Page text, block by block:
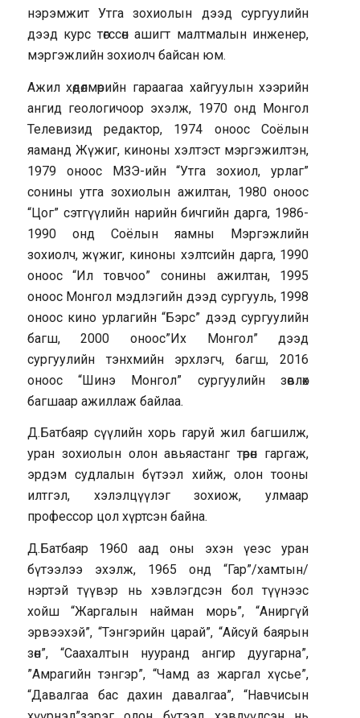
нэрэмжит Утга зохиолын дээд сургуулийн
дээд курс төгссөн ашигт малтмалын инженер,
мэргэжлийн зохиолч байсан юм.
Ажил хөдөлмөрийн гараагаа хайгуулын хээрийн
ангид геологичоор эхэлж, 1970 онд Монгол
Телевизид редактор, 1974 оноос Соёлын
яаманд Жүжиг, киноны хэлтэст мэргэжилтэн,
1979 оноос МЗЭ-ийн “Утга зохиол, урлаг”
сонины утга зохиолын ажилтан, 1980 оноос
“Цог” сэтгүүлийн нарийн бичгийн дарга, 1986-
1990 онд Соёлын яамны Мэргэжлийн
зохиолч, жүжиг, киноны хэлтсийн дарга, 1990
оноос “Ил товчоо” сонины ажилтан, 1995
оноос Монгол мэдлэгийн дээд сургууль, 1998
оноос кино урлагийн “Бэрс” дээд сургуулийн
багш, 2000 оноос”Их Монгол” дээд
сургуулийн тэнхмийн эрхлэгч, багш, 2016
оноос “Шинэ Монгол” сургуулийн зөвлөх
багшаар ажиллаж байлаа.
Д.Батбаяр сүүлийн хорь гаруй жил багшилж,
уран зохиолын олон авьяастанг төрөн гаргаж,
эрдэм судлалын бүтээл хийж, олон тооны
илтгэл, хэлэлцүүлэг зохиож, улмаар
профессор цол хүртсэн байна.
Д.Батбаяр 1960 аад оны эхэн үеэс уран
бүтээлээ эхэлж, 1965 онд “Гар”/хамтын/
нэртэй түүвэр нь хэвлэгдсэн бол түүнээс
хойш “Жаргалын найман морь”, “Аниргүй
эрвээхэй”, “Тэнгэрийн царай”, “Айсуй баярын
зөн”, “Саахалтын нууранд ангир дуугарна”,
”Амрагийн тэнгэр”, “Чамд аз жаргал хүсье”,
“Давалгаа бас дахин давалгаа”, “Навчисын